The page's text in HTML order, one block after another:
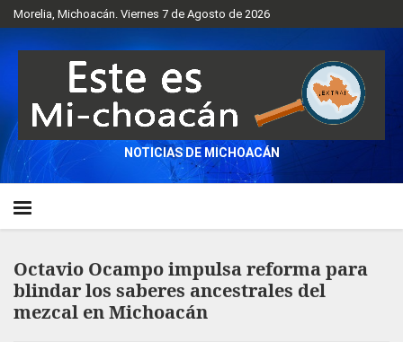
Morelia, Michoacán. Viernes 7 de Agosto de 2026
NOTICIAS DE MICHOACÁN
Octavio Ocampo impulsa reforma para
blindar los saberes ancestrales del
mezcal en Michoacán